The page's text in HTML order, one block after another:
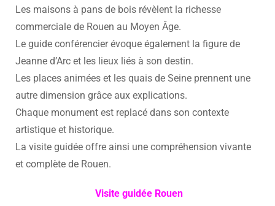
Les maisons à pans de bois révèlent la richesse
commerciale de Rouen au Moyen Âge.
Le guide conférencier évoque également la figure de
Jeanne d’Arc et les lieux liés à son destin.
Les places animées et les quais de Seine prennent une
autre dimension grâce aux explications.
Chaque monument est replacé dans son contexte
artistique et historique.
La visite guidée offre ainsi une compréhension vivante
et complète de Rouen.
Visite guidée Rouen